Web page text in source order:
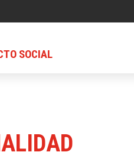
SOCIAL